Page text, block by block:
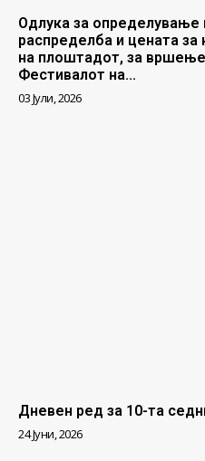
Одлука за определување
распределба и цената
на плоштадот, за вршење
Фестивалот на...
03 Јули, 2026
Дневен ред за 10-та
24 Јуни, 2026